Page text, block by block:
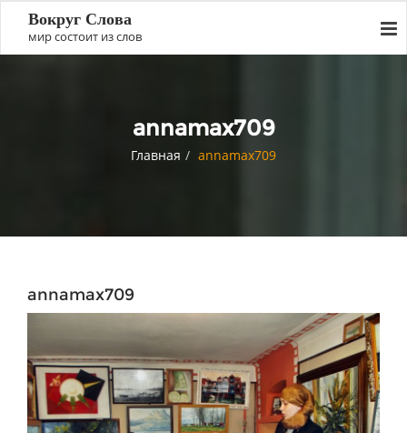
Вокруг Слова
мир состоит из слов
annamax709
Главная annamax709
annamax709